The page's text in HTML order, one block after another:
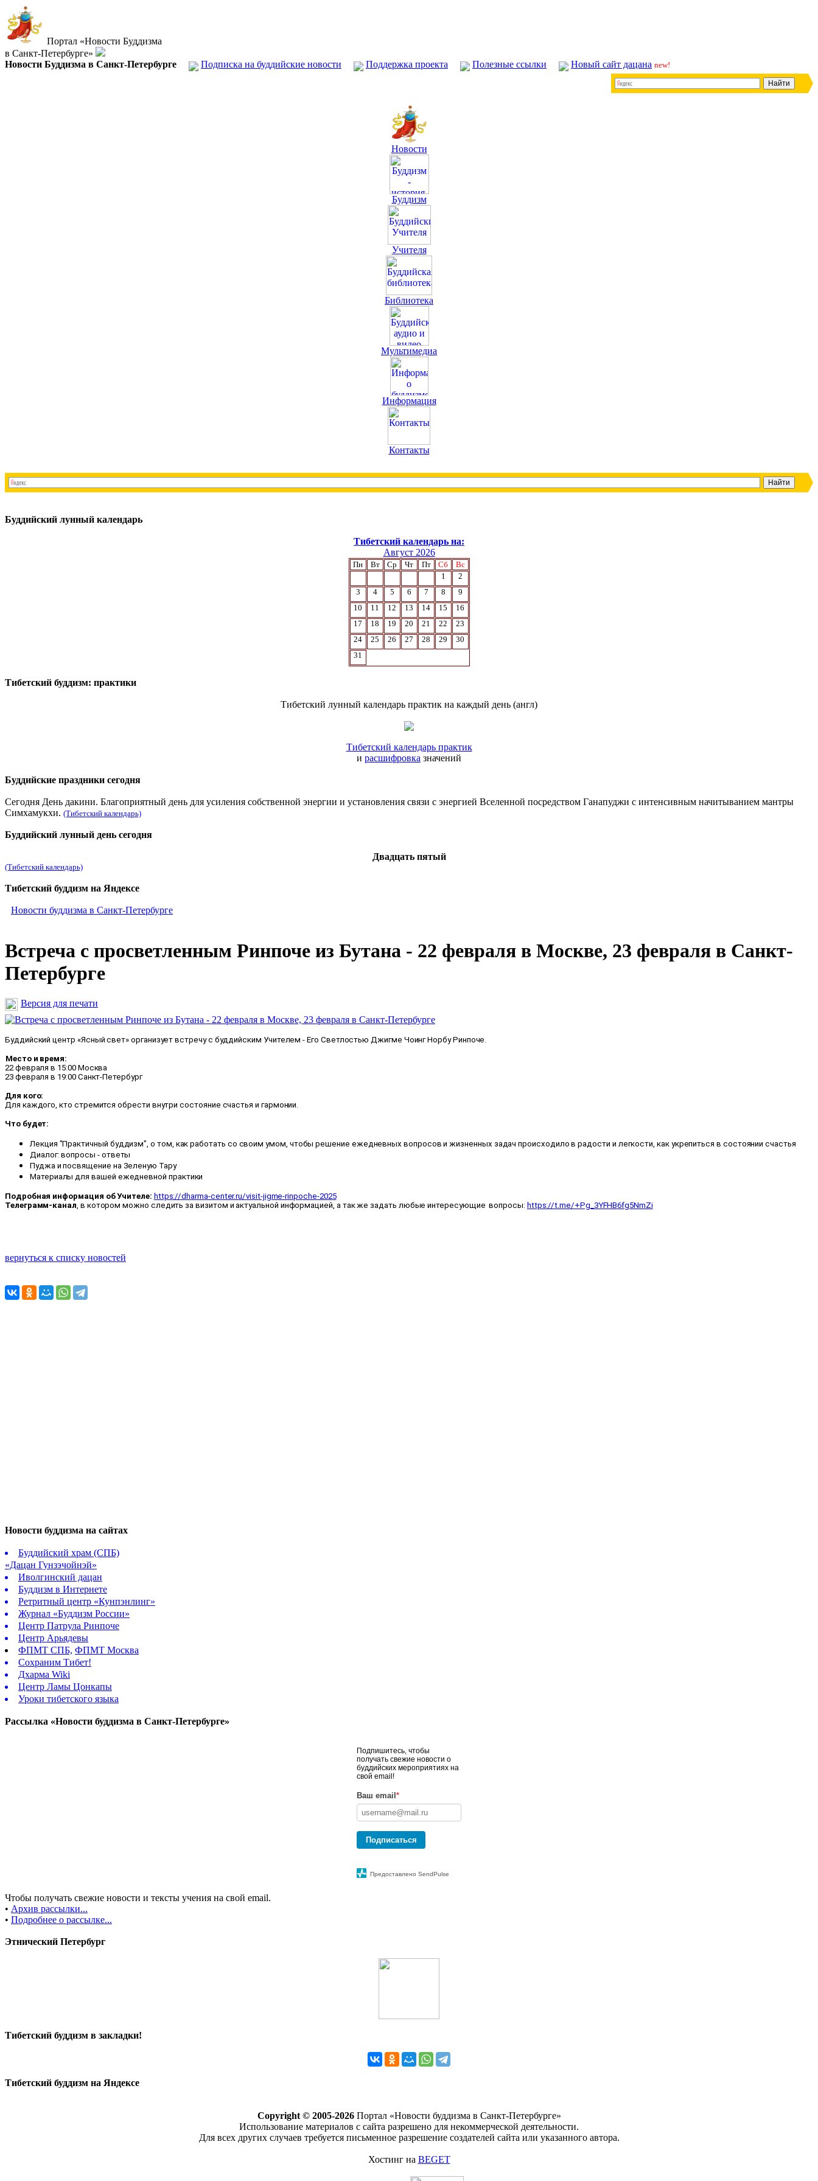
Портал «Новости Буддизма
в Санкт-Петербурге»
Новости Буддизма в Санкт-Петербурге
Подписка на буддийские новости Поддержка проекта Полезные ссылки Новый сайт дацана new!
Новости
Буддизм
Учителя
Библиотека
Мультимедиа
Информация
Контакты
Буддийский лунный календарь
Тибетский календарь на:
Август 2026
Пн Вт Ср Чт Пт Сб
Вс
1
2
3
4 5 6 7 8
9
10
11 12 13 14 15
16
17
18 19 20 21 22
23
24
25 26 27 28 29
30
31
Тибетский буддизм: практики
Тибетский лунный календарь практик на каждый день (англ)
Тибетский календарь практик
и расшифровка значений
Буддийские праздники сегодня
Сегодня День дакини. Благоприятный день для усиления собственной энергии и установления связи с энергией Вселенной посредством Ганапуджи с интенсивным начитыванием мантры
Симхамукхи. (Тибетский календарь)
Буддийский лунный день сегодня
Двадцать пятый
(Тибетский календарь)
Тибетский буддизм на Яндексе
Новости буддизма в Санкт-Петербурге
Встреча с просветленным Ринпоче из Бутана - 22 февраля в Москве, 23 февраля в Санкт-
Петербурге
Версия для печати
Буддийский центр «Ясный свет» организует встречу с буддийским Учителем - Его Светлостью Джигме Чоинг Норбу Ринпоче.
Место и время:
22 февраля в 15:00 Москва
23 февраля в 19:00 Санкт-Петербург
Для кого:
Для каждого, кто стремится обрести внутри состояние счастья и гармонии.
Что будет:
Лекция "Практичный буддизм", о том, как работать со своим умом, чтобы решение ежедневных вопросов и жизненных задач происходило в радости и легкости, как укрепиться в состоянии счастья
Диалог: вопросы - ответы
Пуджа и посвящение на Зеленую Тару
Материалы для вашей ежедневной практики
Подробная информация об Учителе: https://dharma-center.ru/visit-jigme-rinpoche-2025
Телеграмм-канал, в котором можно следить за визитом и актуальной информацией, а так же задать любые интересующие вопросы: https://t.me/+Pg_3YFHB6fg5NmZi
вернуться к списку новостей
Новости буддизма на сайтах
Буддийский храм (СПБ)
«Дацан Гунзэчойнэй»
Иволгинский дацан
Буддизм в Интернете
Ретритный центр «Кунпэнлинг»
Журнал «Буддизм России»
Центр Патрула Ринпоче
Центр Арьядевы
ФПМТ СПБ, ФПМТ Москва
Сохраним Тибет!
Дхарма Wiki
Центр Ламы Цонкапы
Уроки тибетского языка
Рассылка «Новости буддизма в Санкт-Петербурге»
Подпишитесь, чтобы
получать свежие новости о
буддийских мероприятиях на
свой email!
Ваш email *
Подписаться
Предоставлено SendPulse
Чтобы получать свежие новости и тексты учения на свой email.
• Архив рассылки...
• Подробнее о рассылке...
Этнический Петербург
Тибетский буддизм в закладки!
Тибетский буддизм на Яндексе
Copyright © 2005-2026Портал «Новости буддизма в Санкт-Петербурге»
Использование материалов с сайта разрешено для некоммерческой деятельности.
Для всех других случаев требуется письменное разрешение создателей сайта или указанного автора.
Хостинг на BEGET